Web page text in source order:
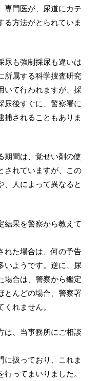
専門医が、尿道にカテ
る方法がとられていま
尿も強制採尿も違いは
所属する科学捜査研究
いて行われますが、採
尿後すぐに、警察署に
捕されることもありま
期間は、覚せい剤の使
されていますが、この
、人によって異なると
結果を警察から教えて
れた場合は、何の予告
いようです。逆に、尿
場合は、警察から鑑定
とんどの場合、警察署
れません。
は、当事務所にご相談
に扱っており、これま
行ってまいりました。